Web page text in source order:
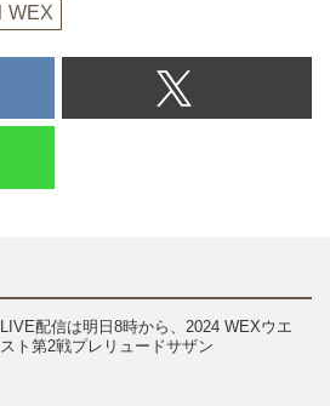
WEX
LIVE配信は明日8時から、2024 WEXウエ
スト第2戦プレリュードサザン